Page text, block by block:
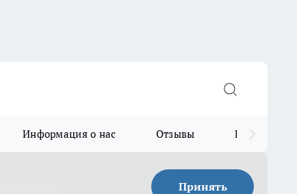
Информация о нас Отзывы Прайс для
Принять